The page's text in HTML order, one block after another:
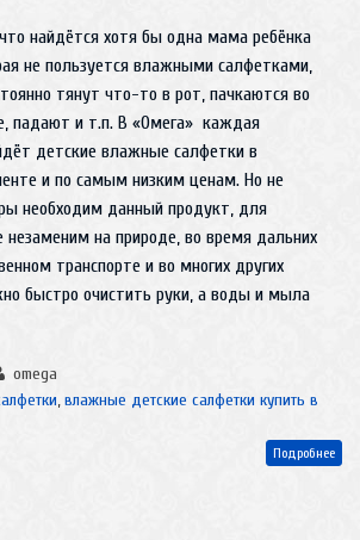
найдётся хотя бы одна мама ребёнка
не пользуется влажными салфетками,
тянут что-то в рот, пачкаются во
падают и т.п. В «Омега» каждая
детские влажные салфетки в
и по самым низким ценам. Но не
необходим данный продукт, для
незаменим на природе, во время дальних
транспорте и во многих других
быстро очистить руки, а воды и мыла
omega
,влажные детские салфетки купить в
Подробнее